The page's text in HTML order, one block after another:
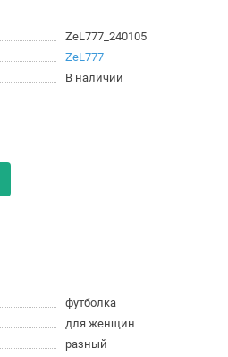
ZeL777_240105
ZeL777
В наличии
футболка
для женщин
разный